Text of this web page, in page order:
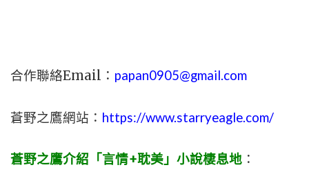
合作聯絡Email： papan0905@gmail.com
蒼野之鷹網站： https://www.starryeagle.com/
蒼野之鷹介紹「言情+耽美」小說棲息地 ：